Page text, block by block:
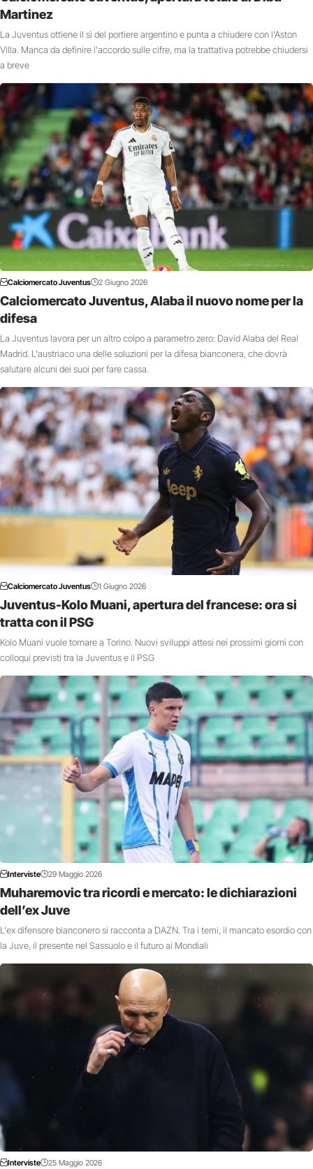
Martinez
La Juventus ottiene il sì del portiere argentino e punta a chiudere con l'Aston
Villa. Manca da definire l'accordo sulle cifre, ma la trattativa potrebbe chiudersi
a breve
Calciomercato Juventus 2 Giugno 2026
Calciomercato Juventus, Alaba il nuovo nome per la
difesa
La Juventus lavora per un altro colpo a parametro zero: David Alaba del Real
Madrid. L'austriaco una delle soluzioni per la difesa bianconera, che dovrà
salutare alcuni dei suoi per fare cassa.
Calciomercato Juventus 1 Giugno 2026
Juventus-Kolo Muani, apertura del francese: ora si
tratta con il PSG
Kolo Muani vuole tornare a Torino. Nuovi sviluppi attesi nei prossimi giorni con
colloqui previsti tra la Juventus e il PSG
Interviste 29 Maggio 2026
Muharemovic tra ricordi e mercato: le dichiarazioni
dell’ex Juve
L'ex difensore bianconero si racconta a DAZN. Tra i temi, il mancato esordio con
la Juve, il presente nel Sassuolo e il futuro ai Mondiali
Interviste 25 Maggio 2026